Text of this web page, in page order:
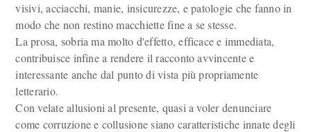
visivi, acciacchi, manie, insicurezze, e patologie che fanno in
modo che non restino macchiette fine a se stesse.
La prosa, sobria ma molto d'effetto, efficace e immediata,
contribuisce infine a rendere il racconto avvincente e
interessante anche dal punto di vista più propriamente
letterario.
Con velate allusioni al presente, quasi a voler denunciare
come corruzione e collusione siano caratteristiche innate degli